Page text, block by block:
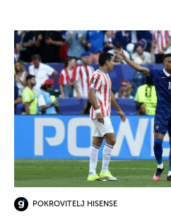
POKROVITELJ HISENSE